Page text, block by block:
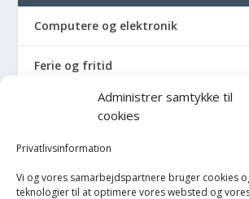
Administrer samtykke til
cookies
Privatlivsinformation
Vi og vores samarbejdspartnere bruger cookies
teknologier til at optimere vores websted og
Computere og elektronik
Ferie og fritid
Hus og have
Havemaskiner
Hvidevarer